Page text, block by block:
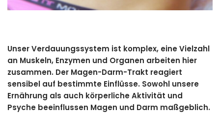
Unser Verdauungssystem ist komplex, eine Vielzahl
an Muskeln, Enzymen und Organen arbeiten hier
zusammen. Der Magen-Darm-Trakt reagiert
sensibel auf bestimmte Einflüsse. Sowohl unsere
Ernährung als auch körperliche Aktivität und
Psyche beeinflussen Magen und Darm maßgeblich.